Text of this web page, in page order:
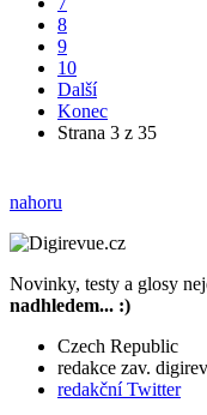
8
9
10
Další
Konec
Strana 3 z 35
nahoru
Novinky, testy a glosy
nadhledem... :)
Czech Republic
redakce zav.
redakční Twitter